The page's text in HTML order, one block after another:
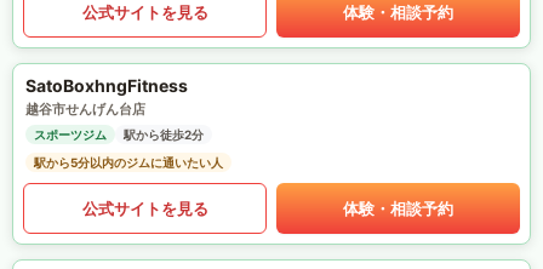
公式サイトを見る 体験・相談予約
SatoBoxhngFitness
越谷市せんげん台店
スポーツジム
駅から徒歩2分
駅から5分以内のジムに通いたい人
公式サイトを見る 体験・相談予約